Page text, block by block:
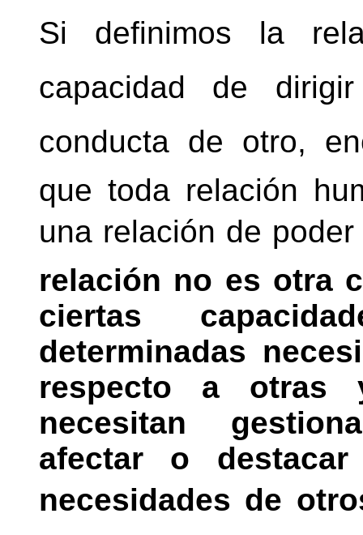
Si definimos la
capacidad de
conducta de otro,
que toda relación
una relación de
relación no es otra
ciertas
determinadas
respecto a otras
necesitan
afectar o
necesidades de